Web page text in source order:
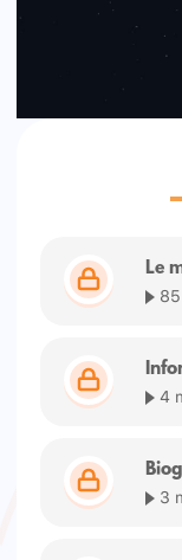
Le
4
3